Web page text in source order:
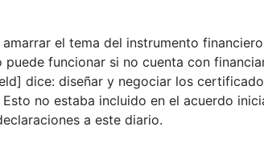
el tema del instrumento
funcionar si no cuenta con
dice: diseñar y negociar los
no estaba incluido en el acuerdo
a este diario.